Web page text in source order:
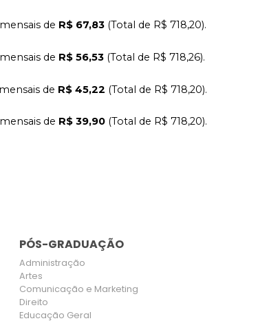
de R$ 67,83 (Total de R$ 718,20).
de R$ 56,53 (Total de R$ 718,26).
de R$ 45,22 (Total de R$ 718,20).
de R$ 39,90 (Total de R$ 718,20).
PÓS-GRADUAÇÃO
Administração
Artes
Comunicação e Marketing
Direito
Educação Geral